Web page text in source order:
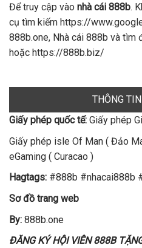
Để truy cập vào nhà cái 888b.
cụ tìm kiếm https://
888b.one, Nhà cái 888b và tìm
hoặc https://888b.biz/
THÔNG
Giấy phép quốc tế: Giấy phép
Giấy phép isle Of Man ( Đảo
eGaming ( Curacao )
Hagtags: #888b #nhacai888b
Sơ đồ trang web
By: 888b.one
ĐĂNG KÝ HỘI VIÊN 888B